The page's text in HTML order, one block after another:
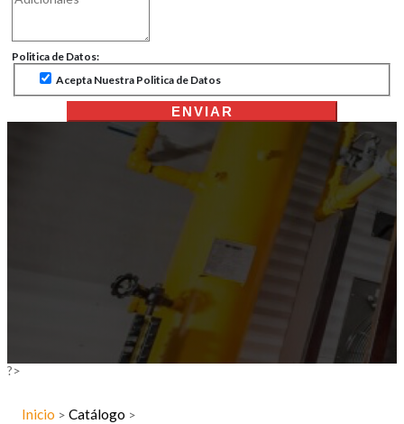
Politica de Datos:
Acepta Nuestra Politica de Datos
ENVIAR
?>
Inicio > Catálogo >